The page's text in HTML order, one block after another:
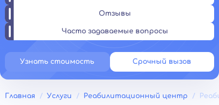
Отзывы
Часто задаваемые вопросы
Узнать стоимость Срочный вызов
Главная Услуги Реабилитационный центр